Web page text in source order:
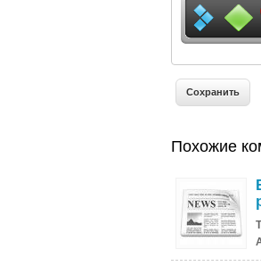
Похожие